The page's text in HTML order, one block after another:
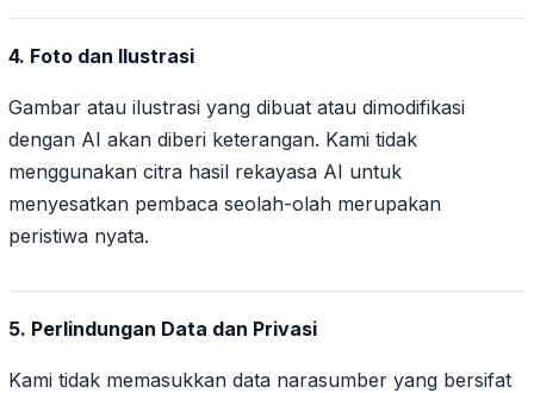
4. Foto dan Ilustrasi
Gambar atau ilustrasi yang dibuat atau dimodifikasi
dengan AI akan diberi keterangan. Kami tidak
menggunakan citra hasil rekayasa AI untuk
menyesatkan pembaca seolah-olah merupakan
peristiwa nyata.
5. Perlindungan Data dan Privasi
Kami tidak memasukkan data narasumber yang bersifat